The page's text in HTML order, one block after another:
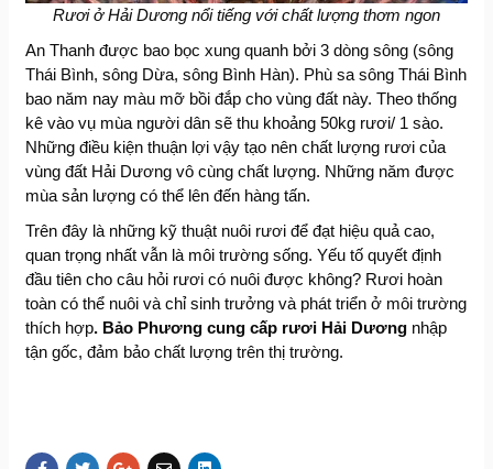
Rươi ở Hải Dương nổi tiếng với chất lượng thơm ngon
An Thanh được bao bọc xung quanh bởi 3 dòng sông (sông
Thái Bình, sông Dừa, sông Bình Hàn). Phù sa sông Thái Bình
bao năm nay màu mỡ bồi đắp cho vùng đất này. Theo thống
kê vào vụ mùa người dân sẽ thu khoảng 50kg rươi/ 1 sào.
Những điều kiện thuận lợi vậy tạo nên chất lượng rươi của
vùng đất Hải Dương vô cùng chất lượng. Những năm được
mùa sản lượng có thể lên đến hàng tấn.
Trên đây là những kỹ thuật nuôi rươi để đạt hiệu quả cao,
quan trọng nhất vẫn là môi trường sống. Yếu tố quyết định
đầu tiên cho câu hỏi rươi có nuôi được không? Rươi hoàn
toàn có thể nuôi và chỉ sinh trưởng và phát triển ở môi trường
thích hợp. Bảo Phương cung cấp rươi Hải Dương nhập
tận gốc, đảm bảo chất lượng trên thị trường.